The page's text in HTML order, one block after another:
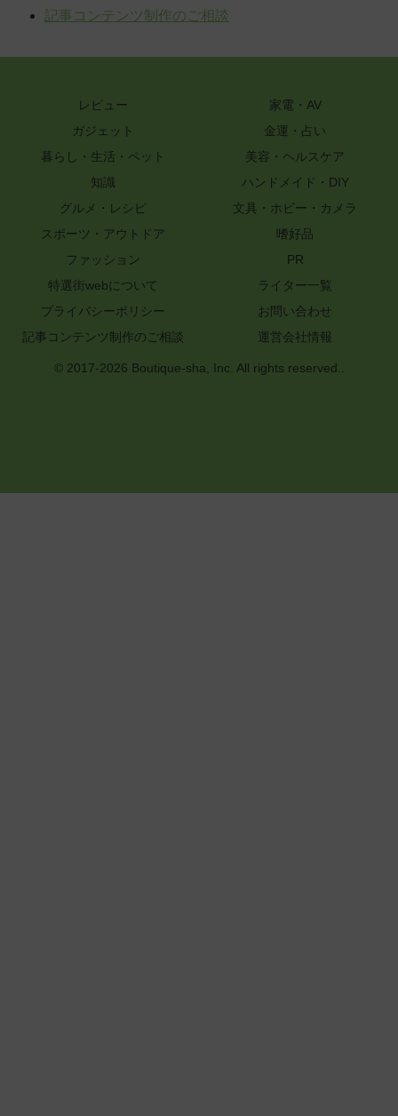
記事コンテンツ制作のご相談
レビュー
家電・AV
ガジェット
金運・占い
暮らし・生活・ペット
美容・ヘルスケア
知識
ハンドメイド・DIY
グルメ・レシピ
文具・ホビー・カメラ
スポーツ・アウトドア
嗜好品
ファッション
PR
特選街webについて
ライター一覧
プライバシーポリシー
お問い合わせ
記事コンテンツ制作のご相談
運営会社情報
© 2017-2026 Boutique-sha, Inc. All rights reserved..